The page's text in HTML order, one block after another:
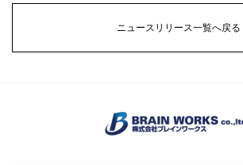
ニュースリリース一覧へ戻る